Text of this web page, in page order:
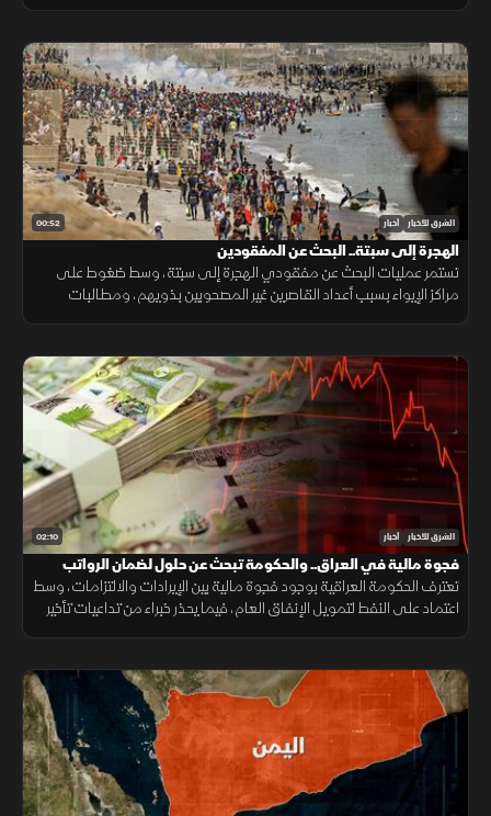
00:52 الشرق للأخبار أخبار
الهجرة إلى سبتة.. البحث عن المفقودين
تستمر عمليات البحث عن مفقودي الهجرة إلى سبتة، وسط ضغوط على
مراكز الإيواء بسبب أعداد القاصرين غير المصحوبين بذويهم، ومطالبات
02:10 الشرق للأخبار أخبار
فجوة مالية في العراق.. والحكومة تبحث عن حلول لضمان الرواتب
تعترف الحكومة العراقية بوجود فجوة مالية بين الإيرادات والالتزامات، وسط
اعتماد على النفط لتمويل الإنفاق العام، فيما يحذر خبراء من تداعيات تأخير